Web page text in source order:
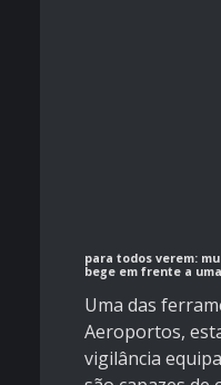
para todos verem:
bege em frente a
Uma das
Aeroportos,
vigilância